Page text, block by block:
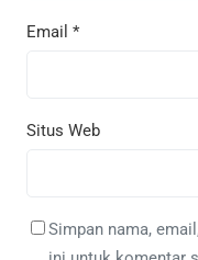
Email *
Situs Web
Simpan nama,